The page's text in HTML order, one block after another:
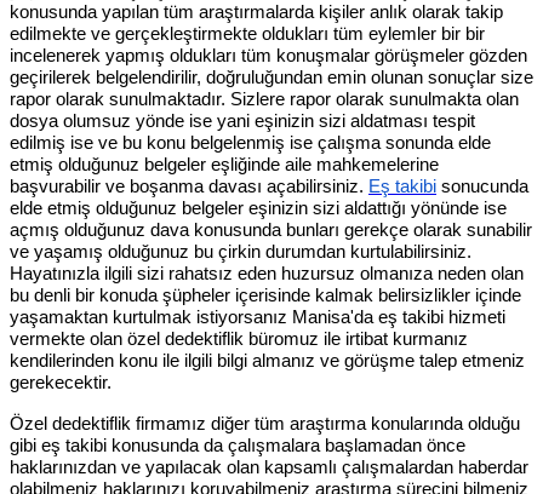
konusunda yapılan tüm araştırmalarda kişiler anlık olarak takip
edilmekte ve gerçekleştirmekte oldukları tüm eylemler bir bir
incelenerek yapmış oldukları tüm konuşmalar görüşmeler gözden
geçirilerek belgelendirilir, doğruluğundan emin olunan sonuçlar size
rapor olarak sunulmaktadır. Sizlere rapor olarak sunulmakta olan
dosya olumsuz yönde ise yani eşinizin sizi aldatması tespit
edilmiş ise ve bu konu belgelenmiş ise çalışma sonunda elde
etmiş olduğunuz belgeler eşliğinde aile mahkemelerine
başvurabilir ve boşanma davası açabilirsiniz. Eş takibi sonucunda
elde etmiş olduğunuz belgeler eşinizin sizi aldattığı yönünde ise
açmış olduğunuz dava konusunda bunları gerekçe olarak sunabilir
ve yaşamış olduğunuz bu çirkin durumdan kurtulabilirsiniz.
Hayatınızla ilgili sizi rahatsız eden huzursuz olmanıza neden olan
bu denli bir konuda şüpheler içerisinde kalmak belirsizlikler içinde
yaşamaktan kurtulmak istiyorsanız Manisa'da eş takibi hizmeti
vermekte olan özel dedektiflik büromuz ile irtibat kurmanız
kendilerinden konu ile ilgili bilgi almanız ve görüşme talep etmeniz
gerekecektir.
Özel dedektiflik firmamız diğer tüm araştırma konularında olduğu
gibi eş takibi konusunda da çalışmalara başlamadan önce
haklarınızdan ve yapılacak olan kapsamlı çalışmalardan haberdar
olabilmeniz haklarınızı koruyabilmeniz araştırma sürecini bilmeniz